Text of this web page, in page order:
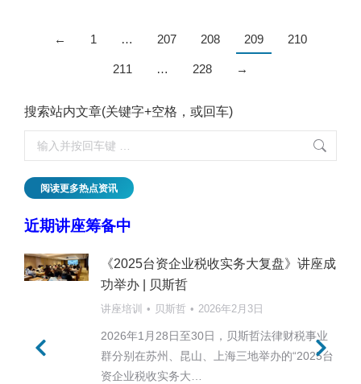
← 1 … 207 208 209 210
211 … 228 →
搜索站内文章(关键字+空格，或回车)
阅读更多热点资讯
近期讲座筹备中
《2025台资企业税收实务大复盘》讲座成
功举办 | 贝斯哲
讲座培训 贝斯哲 2026年2月3日
2026年1月28日至30日，贝斯哲法律财税事业
群分别在苏州、昆山、上海三地举办的“2025台
资企业税收实务大…